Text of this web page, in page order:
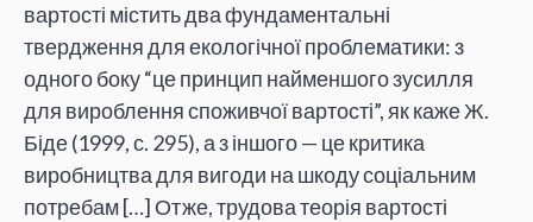
вартості містить два фундаментальні
твердження для екологічної проблематики: з
одного боку “це принцип найменшого зусилля
для вироблення споживчої вартості”, як каже Ж.
Біде (1999, с. 295), а з іншого — це критика
виробництва для вигоди на шкоду соціальним
потребам […] Отже, трудова теорія вартості